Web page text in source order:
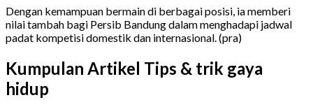
Dengan kemampuan bermain di berbagai posisi, ia memberi
nilai tambah bagi Persib Bandung dalam menghadapi jadwal
padat kompetisi domestik dan internasional. (pra)
Kumpulan Artikel Tips & trik gaya
hidup